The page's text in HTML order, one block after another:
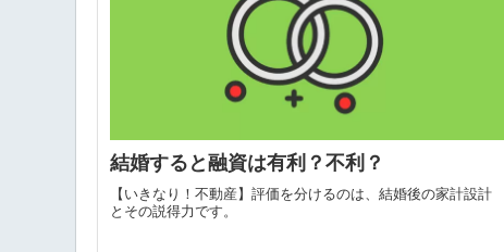
結婚すると融資は有利？不利？
【いきなり！不動産】評価を分けるのは、結婚後の家計設計
とその説得力です。